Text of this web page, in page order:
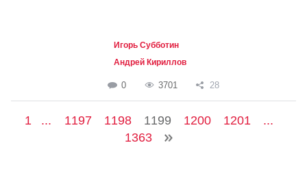
Игорь Субботин
Андрей Кириллов
0 3701 28
1 ... 1197 1198 1199 1200 1201
...
1363